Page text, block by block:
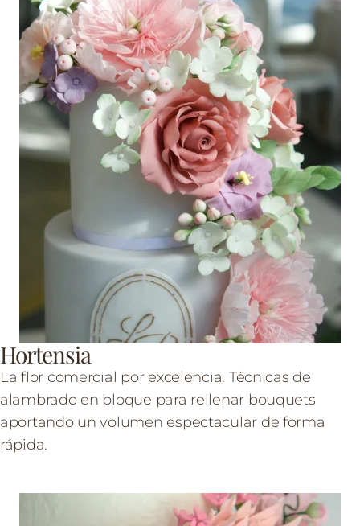
Hortensia
La flor comercial por excelencia. Técnicas de
alambrado en bloque para rellenar bouquets
aportando un volumen espectacular de forma
rápida.